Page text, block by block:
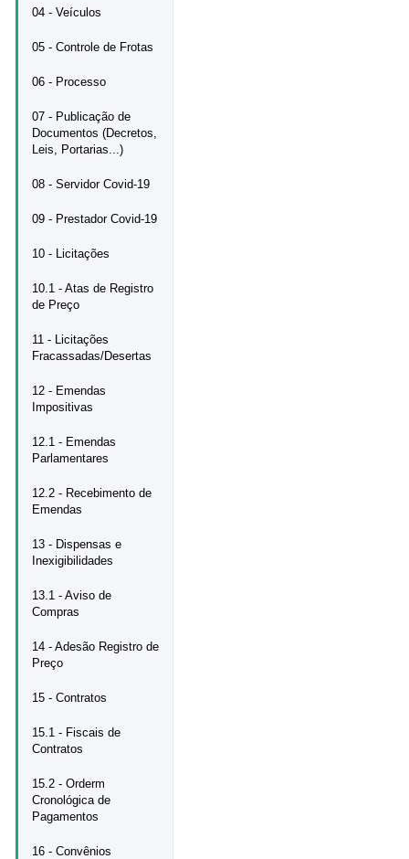
04 - Veículos
05 - Controle de Frotas
06 - Processo
07 - Publicação de
Documentos (Decretos,
Leis, Portarias...)
08 - Servidor Covid-19
09 - Prestador Covid-19
10 - Licitações
10.1 - Atas de Registro
de Preço
11 - Licitações
Fracassadas/Desertas
12 - Emendas
Impositivas
12.1 - Emendas
Parlamentares
12.2 - Recebimento de
Emendas
13 - Dispensas e
Inexigibilidades
13.1 - Aviso de
Compras
14 - Adesão Registro de
Preço
15 - Contratos
15.1 - Fiscais de
Contratos
15.2 - Orderm
Cronológica de
Pagamentos
16 - Convênios